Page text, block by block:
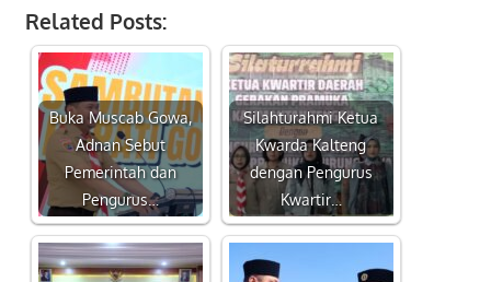
Related Posts:
Buka Muscab Gowa,
Adnan Sebut
Pemerintah dan
Pengurus…
Silahturahmi Ketua
Kwarda Kalteng
dengan Pengurus
Kwartir…